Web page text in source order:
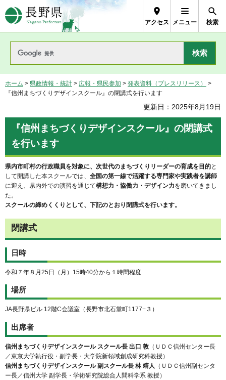
長野県Nagano Prefecture
アクセス メニュー 検索
ホーム > 県政情報・統計 > 広報・県民参加 > 発表資料（プレスリリース）
>
『信州まちづくりデザインスクール』の閉講式を行います
更新日：2025年8月19日
『信州まちづくりデザインスクール』の閉講式
を行います
県内市町村の行政職員を対象に、次世代のまちづくりリーダーの育成を目的と
して開講した本スクールでは、 全国の第一線で活躍する専門家や実践者を講師
に迎え、県内外での演習を通じて構想力・協働力・デザイン力を磨いてきまし
た。
スクールの締めくくりとして、下記のとおり閉講式を行います。
閉講式
日時
令和７年８月25日（月）15時40分から１時間程度
場所
JA長野県ビル 12階C会議室（長野市北石堂町1177−３）
出席者
信州まちづくりデザインスクール スクール長 出口 敦 （ＵＤＣ信州センター長
／東京大学執行役・副学長・大学院新領域創成研究科教授）
信州まちづくりデザインスクール 副スクール長 林 靖人 （ＵＤＣ信州副センタ
ー長／信州大学 副学長・学術研究院総合人間科学系 教授）